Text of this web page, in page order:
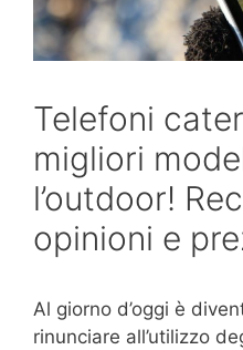
Telefoni
migliori
l’outdoor!
opinioni e
Al giorno d’oggi è
rinunciare all’utilizzo